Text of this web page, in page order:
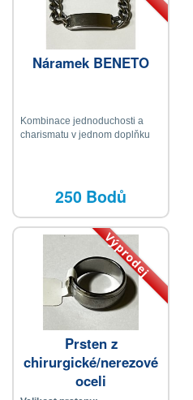
Náramek BENETO
Kombinace jednoduchosti a
charismatu v jednom doplňku
250 Bodů
Výprodej
Prsten z
chirurgické/nerezové
oceli